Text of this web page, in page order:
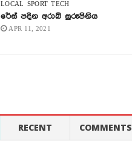
LOCAL SPORT TECH
රේස් පදින අරාබි සුරූපිනිය
APR 11, 2021
RECENT COMMENTS